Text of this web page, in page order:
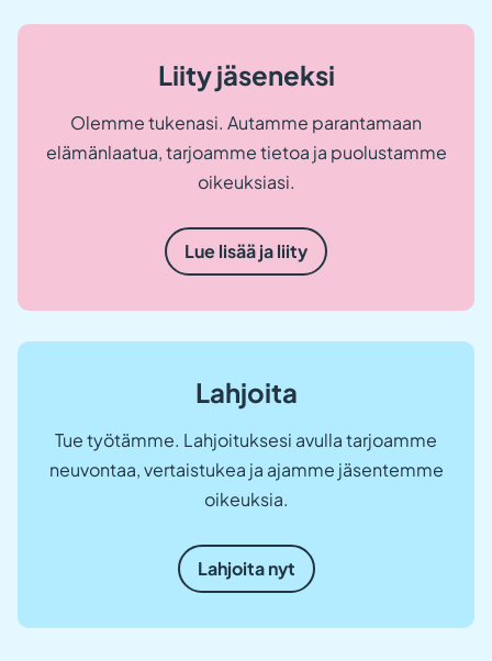
Liity jäseneksi
Olemme tukenasi. Autamme parantamaan
elämänlaatua, tarjoamme tietoa ja puolustamme
oikeuksiasi.
Lue lisää ja liity
Lahjoita
Tue työtämme. Lahjoituksesi avulla tarjoamme
neuvontaa, vertaistukea ja ajamme jäsentemme
oikeuksia.
Lahjoita nyt